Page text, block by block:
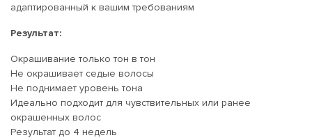
адаптированный к вашим требованиям
Результат:
Окрашивание только тон в тон
Не окрашивает седые волосы
Не поднимает уровень тона
Идеально подходит для чувствительных или ранее
окрашенных волос
Результат до 4 недель